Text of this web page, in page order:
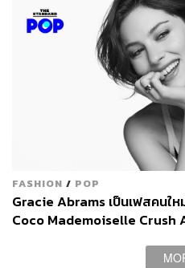
FASHION / POP
Gracie Abrams เป็นเฟสคนใ
Coco Mademoiselle Crush